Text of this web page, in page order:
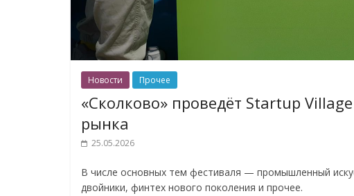
Новости Прочее
«Сколково» проведёт Startup
рынка
25.05.2026
В числе основных тем фестиваля — промышленный
двойники, финтех нового поколения и прочее.